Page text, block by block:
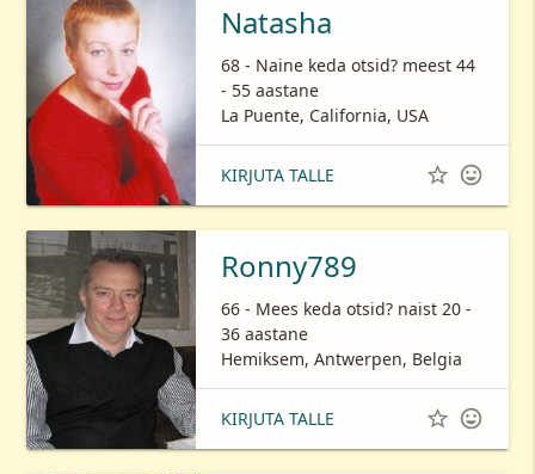
Natasha
68 - Naine keda otsid? meest 44
- 55 aastane
La Puente, California, USA
KIRJUTA TALLE  
Ronny789
66 - Mees keda otsid? naist 20 -
36 aastane
Hemiksem, Antwerpen, Belgia
KIRJUTA TALLE  